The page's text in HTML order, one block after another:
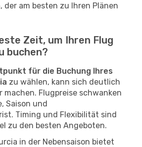
, der am besten zu Ihren Plänen
Zeit, um Ihren Flug
buchen?
für die Buchung Ihres
zu wählen, kann sich deutlich
machen. Flugpreise schwanken
Saison und
Timing und Flexibilität sind
zu den besten Angeboten.
in der Nebensaison bietet